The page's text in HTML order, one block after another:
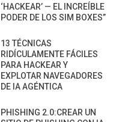
‘HACKEAR’ — EL INCREÍBLE
PODER DE LOS SIM BOXES”
13 TÉCNICAS
RIDÍCULAMENTE FÁCILES
PARA HACKEAR Y
EXPLOTAR NAVEGADORES
DE IA AGÉNTICA
PHISHING 2.0:CREAR UN